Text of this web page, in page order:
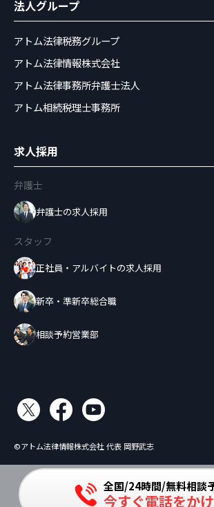
法人グループ
アトム法律税務グループ
アトム法律情報株式会社
アトム法律事務所弁護士法人
アトム相続税理士事務所
求人採用
弁護士
弁護士の求人採用
スタッフ
正社員・アルバイトの求人採用
新卒・準新卒総合職
相談予約営業部
©アトム法律情報株式会社 代表 岡野武志
全国/24時間/無料相談
今すぐ電話をか